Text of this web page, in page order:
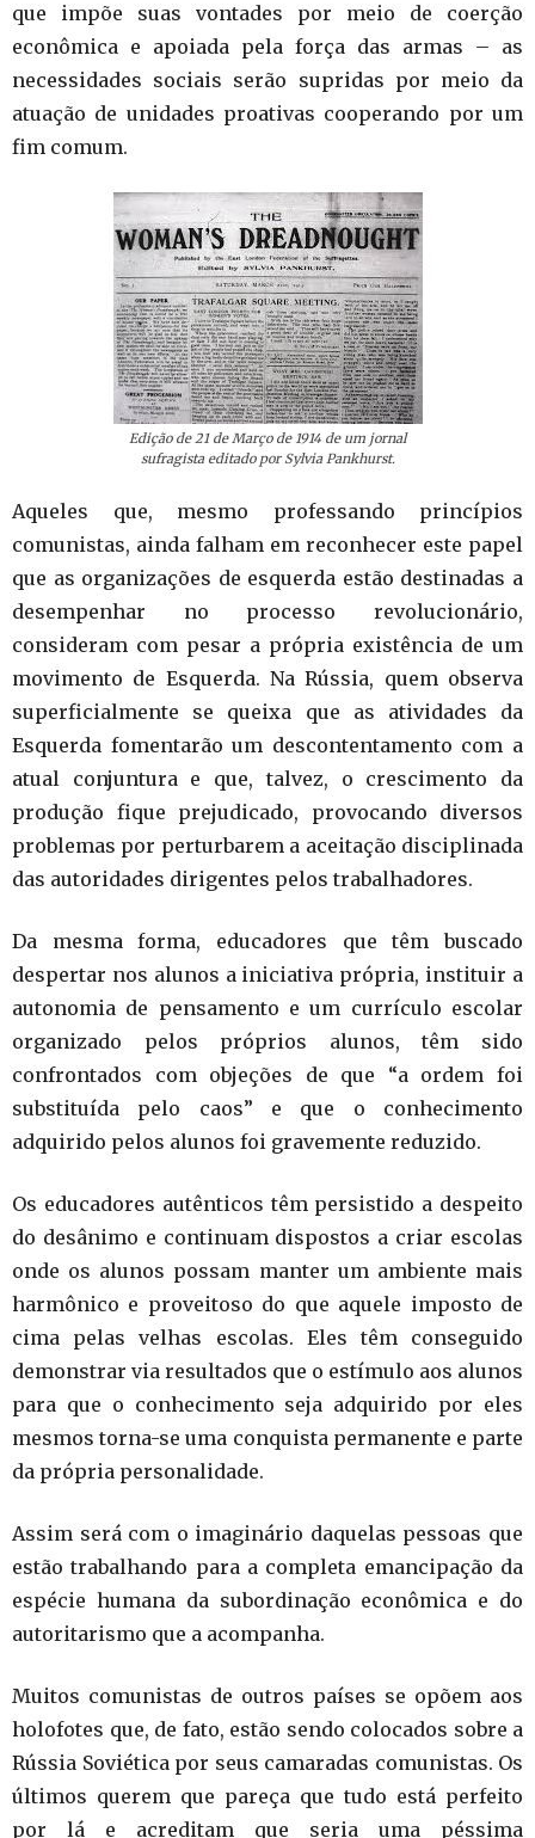
que impõe suas vontades por meio de coerção
econômica e apoiada pela força das armas – as
necessidades sociais serão supridas por meio da
atuação de unidades proativas cooperando por um
fim comum.
Edição de 21 de Março de 1914 de um jornal
sufragista editado por Sylvia Pankhurst.
Aqueles que, mesmo professando princípios
comunistas, ainda falham em reconhecer este papel
que as organizações de esquerda estão destinadas a
desempenhar no processo revolucionário,
consideram com pesar a própria existência de um
movimento de Esquerda. Na Rússia, quem observa
superficialmente se queixa que as atividades da
Esquerda fomentarão um descontentamento com a
atual conjuntura e que, talvez, o crescimento da
produção fique prejudicado, provocando diversos
problemas por perturbarem a aceitação disciplinada
das autoridades dirigentes pelos trabalhadores.
Da mesma forma, educadores que têm buscado
despertar nos alunos a iniciativa própria, instituir a
autonomia de pensamento e um currículo escolar
organizado pelos próprios alunos, têm sido
confrontados com objeções de que “a ordem foi
substituída pelo caos” e que o conhecimento
adquirido pelos alunos foi gravemente reduzido.
Os educadores autênticos têm persistido a despeito
do desânimo e continuam dispostos a criar escolas
onde os alunos possam manter um ambiente mais
harmônico e proveitoso do que aquele imposto de
cima pelas velhas escolas. Eles têm conseguido
demonstrar via resultados que o estímulo aos alunos
para que o conhecimento seja adquirido por eles
mesmos torna-se uma conquista permanente e parte
da própria personalidade.
Assim será com o imaginário daquelas pessoas que
estão trabalhando para a completa emancipação da
espécie humana da subordinação econômica e do
autoritarismo que a acompanha.
Muitos comunistas de outros países se opõem aos
holofotes que, de fato, estão sendo colocados sobre a
Rússia Soviética por seus camaradas comunistas. Os
últimos querem que pareça que tudo está perfeito
por lá e acreditam que seria uma péssima